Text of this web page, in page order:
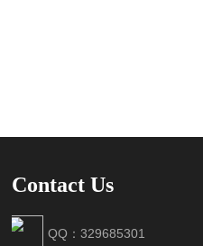
Contact Us
QQ：329685301